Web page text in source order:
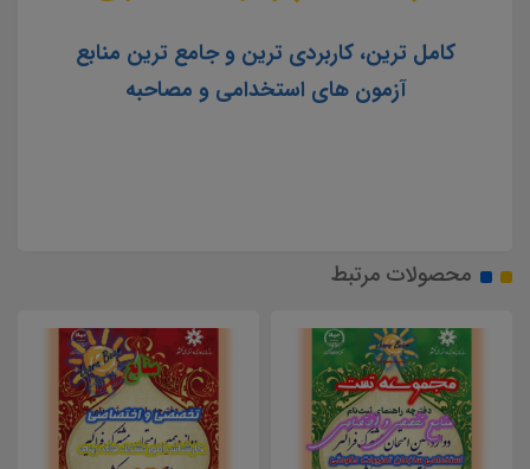
کامل ترین، کاربردی ترین و جامع ترین منابع
آزمون های استخدامی و مصاحبه
محصولات مرتبط